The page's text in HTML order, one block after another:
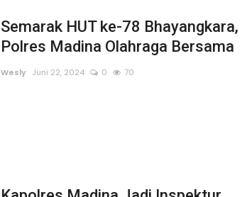
Semarak HUT ke-78 Bhayangkara,
Polres Madina Olahraga Bersama
Wesly Juni 22, 2024 0 70